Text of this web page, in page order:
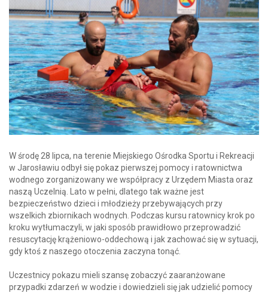
W środę 28 lipca, na terenie Miejskiego Ośrodka Sportu i Rekreacji
w Jarosławiu odbył się pokaz pierwszej pomocy i ratownictwa
wodnego zorganizowany we współpracy z Urzędem Miasta oraz
naszą Uczelnią. Lato w pełni, dlatego tak ważne jest
bezpieczeństwo dzieci i młodzieży przebywających przy
wszelkich zbiornikach wodnych. Podczas kursu ratownicy krok po
kroku wytłumaczyli, w jaki sposób prawidłowo przeprowadzić
resuscytację krążeniowo-oddechową i jak zachować się w sytuacji,
gdy ktoś z naszego otoczenia zaczyna tonąć.
Uczestnicy pokazu mieli szansę zobaczyć zaaranżowane
przypadki zdarzeń w wodzie i dowiedzieli się jak udzielić pomocy